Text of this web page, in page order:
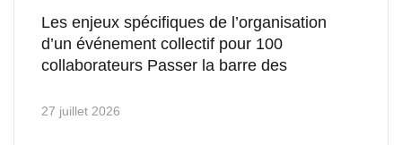
Les enjeux spécifiques de l’organisation
d’un événement collectif pour 100
collaborateurs Passer la barre des
27 juillet 2026